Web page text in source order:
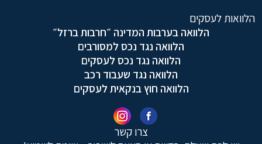
צרו קשר
הלוואות לעסקים
הלוואה בערבות המדינה ״חרבות ברזל״
הלוואה נגד נכס למסורבים
הלוואה נגד נכס לעסקים
הלוואה נגד שעבוד רכב
הלוואה חוץ בנקאית לעסקים